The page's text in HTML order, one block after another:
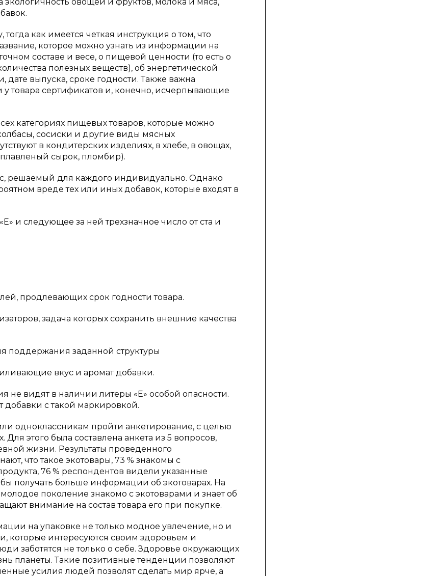
как имеется четкая инструкция о том, что
которое можно узнать из информации на
составе и весе, о пищевой ценности (то есть о
полезных веществ), об энергетической
дате выпуска, сроке годности. Также важна
товара сертификатов и, конечно, исчерпывающие
категориях пищевых товаров, которые можно
сосиски и другие виды мясных
в кондитерских изделиях, в хлебе, в овощах,
плавленый сырок, пломбир).
решаемый для каждого индивидуально. Однако
вреде тех или иных добавок, которые входят в
и следующее за ней трехзначное число от ста и
продлевающих срок годности товара.
задача которых сохранить внешние качества
поддержания заданной структуры
вкус и аромат добавки.
не видят в наличии литеры «Е» особой опасности.
добавки с такой маркировкой.
одноклассникам пройти анкетирование, с целью
этого была составлена анкета из 5 вопросов,
жизни. Результаты проведенного
что такое экотовары, 73 % знакомы с
76 % респондентов видели указанные
получать больше информации об экотоварах. На
поколение знакомо с экотоварами и знает об
внимание на состав товара его при покупке.
на упаковке не только модное увлечение, но и
которые интересуются своим здоровьем и
заботятся не только о себе. Здоровье окружающих
планеты. Такие позитивные тенденции позволяют
усилия людей позволят сделать мир ярче, а